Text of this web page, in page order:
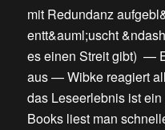
mit Redundanz
entt&auml;uscht
es einen Streit gibt) —
aus—Wibke reagiert
das Leseerlebnis ist
Books liest man